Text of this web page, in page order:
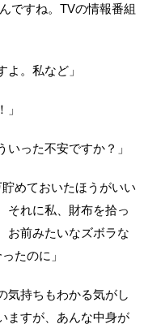
ですね。TVの情報番組
よ。私など」
いった不安ですか？」
めておいたほうがいい
それに私、財布を拾っ
お前みたいなズボラな
たのに」
気持ちもわかる気がし
ますが、あんな中身が